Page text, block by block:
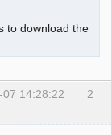
to download the
2
07 14:28:22